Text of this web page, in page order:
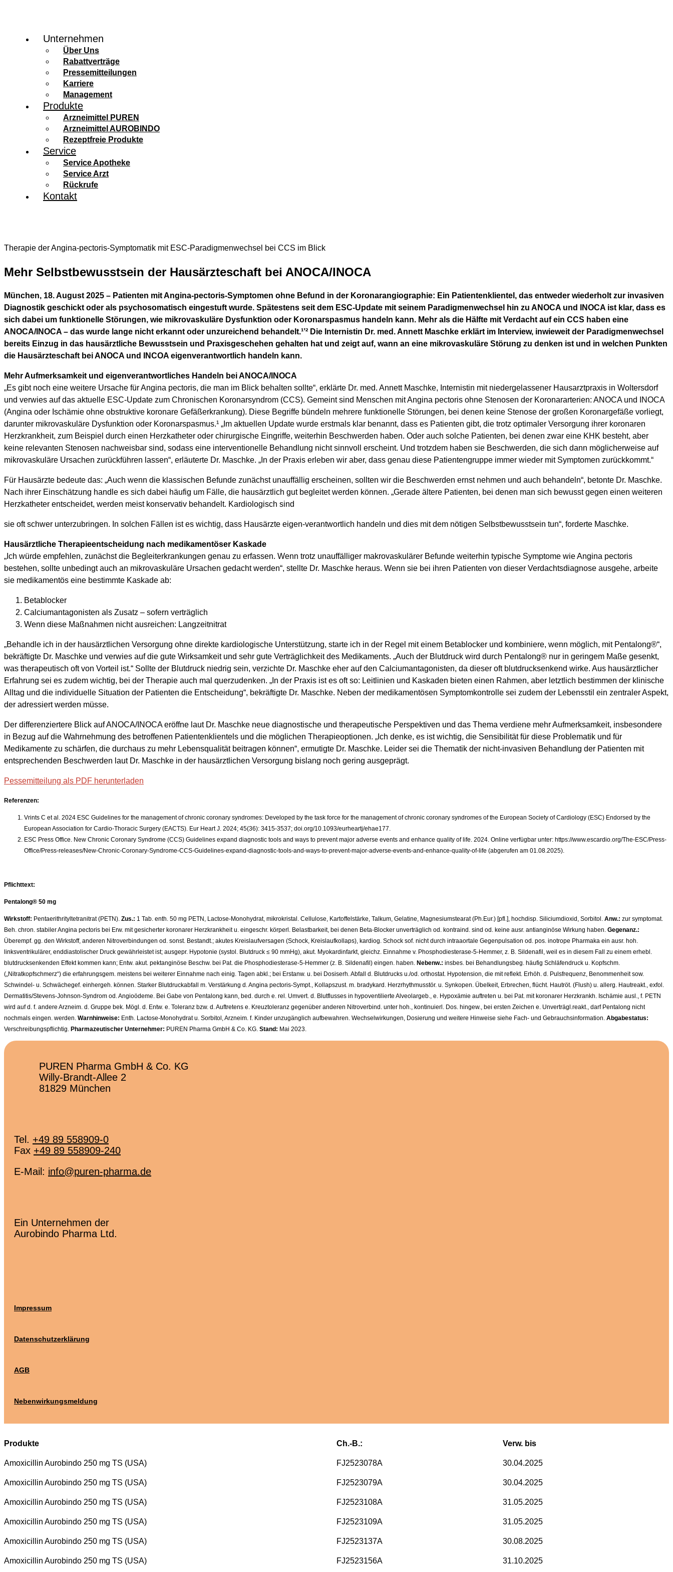
Unternehmen
Über Uns
Rabattverträge
Pressemitteilungen
Karriere
Management
Produkte
Arzneimittel PUREN
Arzneimittel AUROBINDO
Rezeptfreie Produkte
Service
Service Apotheke
Service Arzt
Rückrufe
Kontakt
Therapie der Angina-pectoris-Symptomatik mit ESC-Paradigmenwechsel bei CCS im Blick
Mehr Selbstbewusstsein der Hausärzteschaft bei ANOCA/INOCA
München, 18. August 2025 – Patienten mit Angina-pectoris-Symptomen ohne Befund in der Koronarangiographie: Ein Patientenklientel, das entweder wiederholt zur invasiven
Diagnostik geschickt oder als psychosomatisch eingestuft wurde. Spätestens seit dem ESC-Update mit seinem Paradigmenwechsel hin zu ANOCA und INOCA ist klar, dass es
sich dabei um funktionelle Störungen, wie mikrovaskuläre Dysfunktion oder Koronarspasmus handeln kann. Mehr als die Hälfte mit Verdacht auf ein CCS haben eine
ANOCA/INOCA – das wurde lange nicht erkannt oder unzureichend behandelt.¹’² Die Internistin Dr. med. Annett Maschke erklärt im Interview, inwieweit der Paradigmenwechsel
bereits Einzug in das hausärztliche Bewusstsein und Praxisgeschehen gehalten hat und zeigt auf, wann an eine mikrovaskuläre Störung zu denken ist und in welchen Punkten
die Hausärzteschaft bei ANOCA und INCOA eigenverantwortlich handeln kann.
Mehr Aufmerksamkeit und eigenverantwortliches Handeln bei ANOCA/INOCA
„Es gibt noch eine weitere Ursache für Angina pectoris, die man im Blick behalten sollte“, erklärte Dr. med. Annett Maschke, Internistin mit niedergelassener Hausarztpraxis in Woltersdorf
und verwies auf das aktuelle ESC-Update zum Chronischen Koronarsyndrom (CCS). Gemeint sind Menschen mit Angina pectoris ohne Stenosen der Koronararterien: ANOCA und INOCA
(Angina oder Ischämie ohne obstruktive koronare Gefäßerkrankung). Diese Begriffe bündeln mehrere funktionelle Störungen, bei denen keine Stenose der großen Koronargefäße vorliegt,
darunter mikrovaskuläre Dysfunktion oder Koronarspasmus.¹ „Im aktuellen Update wurde erstmals klar benannt, dass es Patienten gibt, die trotz optimaler Versorgung ihrer koronaren
Herzkrankheit, zum Beispiel durch einen Herzkatheter oder chirurgische Eingriffe, weiterhin Beschwerden haben. Oder auch solche Patienten, bei denen zwar eine KHK besteht, aber
keine relevanten Stenosen nachweisbar sind, sodass eine interventionelle Behandlung nicht sinnvoll erscheint. Und trotzdem haben sie Beschwerden, die sich dann möglicherweise auf
mikrovaskuläre Ursachen zurückführen lassen“, erläuterte Dr. Maschke. „In der Praxis erleben wir aber, dass genau diese Patientengruppe immer wieder mit Symptomen zurückkommt.“
Für Hausärzte bedeute das: „Auch wenn die klassischen Befunde zunächst unauffällig erscheinen, sollten wir die Beschwerden ernst nehmen und auch behandeln“, betonte Dr. Maschke.
Nach ihrer Einschätzung handle es sich dabei häufig um Fälle, die hausärztlich gut begleitet werden können. „Gerade ältere Patienten, bei denen man sich bewusst gegen einen weiteren
Herzkatheter entscheidet, werden meist konservativ behandelt. Kardiologisch sind
sie oft schwer unterzubringen. In solchen Fällen ist es wichtig, dass Hausärzte eigen-verantwortlich handeln und dies mit dem nötigen Selbstbewusstsein tun“, forderte Maschke.
Hausärztliche Therapieentscheidung nach medikamentöser Kaskade
„Ich würde empfehlen, zunächst die Begleiterkrankungen genau zu erfassen. Wenn trotz unauffälliger makrovaskulärer Befunde weiterhin typische Symptome wie Angina pectoris
bestehen, sollte unbedingt auch an mikrovaskuläre Ursachen gedacht werden“, stellte Dr. Maschke heraus. Wenn sie bei ihren Patienten von dieser Verdachtsdiagnose ausgehe, arbeite
sie medikamentös eine bestimmte Kaskade ab:
Betablocker
Calciumantagonisten als Zusatz – sofern verträglich
Wenn diese Maßnahmen nicht ausreichen: Langzeitnitrat
„Behandle ich in der hausärztlichen Versorgung ohne direkte kardiologische Unterstützung, starte ich in der Regel mit einem Betablocker und kombiniere, wenn möglich, mit Pentalong®“,
bekräftigte Dr. Maschke und verwies auf die gute Wirksamkeit und sehr gute Verträglichkeit des Medikaments. „Auch der Blutdruck wird durch Pentalong® nur in geringem Maße gesenkt,
was therapeutisch oft von Vorteil ist.“ Sollte der Blutdruck niedrig sein, verzichte Dr. Maschke eher auf den Calciumantagonisten, da dieser oft blutdrucksenkend wirke. Aus hausärztlicher
Erfahrung sei es zudem wichtig, bei der Therapie auch mal querzudenken. „In der Praxis ist es oft so: Leitlinien und Kaskaden bieten einen Rahmen, aber letztlich bestimmen der klinische
Alltag und die individuelle Situation der Patienten die Entscheidung“, bekräftigte Dr. Maschke. Neben der medikamentösen Symptomkontrolle sei zudem der Lebensstil ein zentraler Aspekt,
der adressiert werden müsse.
Der differenziertere Blick auf ANOCA/INOCA eröffne laut Dr. Maschke neue diagnostische und therapeutische Perspektiven und das Thema verdiene mehr Aufmerksamkeit, insbesondere
in Bezug auf die Wahrnehmung des betroffenen Patientenklientels und die möglichen Therapieoptionen. „Ich denke, es ist wichtig, die Sensibilität für diese Problematik und für
Medikamente zu schärfen, die durchaus zu mehr Lebensqualität beitragen können“, ermutigte Dr. Maschke. Leider sei die Thematik der nicht-invasiven Behandlung der Patienten mit
entsprechenden Beschwerden laut Dr. Maschke in der hausärztlichen Versorgung bislang noch gering ausgeprägt.
Pessemitteilung als PDF herunterladen
Referenzen:
Vrints C et al. 2024 ESC Guidelines for the management of chronic coronary syndromes: Developed by the task force for the management of chronic coronary syndromes of the European Society of Cardiology (ESC) Endorsed by the
European Association for Cardio-Thoracic Surgery (EACTS). Eur Heart J. 2024; 45(36): 3415-3537; doi.org/10.1093/eurheartj/ehae177.
ESC Press Office. New Chronic Coronary Syndrome (CCS) Guidelines expand diagnostic tools and ways to prevent major adverse events and enhance quality of life. 2024. Online verfügbar unter: https://www.escardio.org/The-ESC/Press-
Office/Press-releases/New-Chronic-Coronary-Syndrome-CCS-Guidelines-expand-diagnostic-tools-and-ways-to-prevent-major-adverse-events-and-enhance-quality-of-life (abgerufen am 01.08.2025).
Pflichttext:
Pentalong® 50 mg
Wirkstoff: Pentaerithrityltetranitrat (PETN). Zus.: 1 Tab. enth. 50 mg PETN, Lactose-Monohydrat, mikrokristal. Cellulose, Kartoffelstärke, Talkum, Gelatine, Magnesiumstearat (Ph.Eur.) [pfl.], hochdisp. Siliciumdioxid, Sorbitol. Anw.: zur symptomat.
Beh. chron. stabiler Angina pectoris bei Erw. mit gesicherter koronarer Herzkrankheit u. eingeschr. körperl. Belastbarkeit, bei denen Beta-Blocker unverträglich od. kontraind. sind od. keine ausr. antianginöse Wirkung haben. Gegenanz.:
Überempf. gg. den Wirkstoff, anderen Nitroverbindungen od. sonst. Bestandt.; akutes Kreislaufversagen (Schock, Kreislaufkollaps), kardiog. Schock sof. nicht durch intraaortale Gegenpulsation od. pos. inotrope Pharmaka ein ausr. hoh.
linksventrikulärer, enddiastolischer Druck gewährleistet ist; ausgepr. Hypotonie (systol. Blutdruck ≤ 90 mmHg), akut. Myokardinfarkt, gleichz. Einnahme v. Phosphodiesterase-5-Hemmer, z. B. Sildenafil, weil es in diesem Fall zu einem erhebl.
blutdrucksenkenden Effekt kommen kann; Entw. akut. pektanginöse Beschw. bei Pat. die Phosphodiesterase-5-Hemmer (z. B. Sildenafil) eingen. haben. Nebenw.: insbes. bei Behandlungsbeg. häufig Schläfendruck u. Kopfschm.
(„Nitratkopfschmerz“) die erfahrungsgem. meistens bei weiterer Einnahme nach einig. Tagen abkl.; bei Erstanw. u. bei Dosiserh. Abfall d. Blutdrucks u./od. orthostat. Hypotension, die mit reflekt. Erhöh. d. Pulsfrequenz, Benommenheit sow.
Schwindel- u. Schwächegef. einhergeh. können. Starker Blutdruckabfall m. Verstärkung d. Angina pectoris-Sympt., Kollapszust. m. bradykard. Herzrhythmusstör. u. Synkopen. Übelkeit, Erbrechen, flücht. Hautröt. (Flush) u. allerg. Hautreakt., exfol.
Dermatitis/Stevens-Johnson-Syndrom od. Angioödeme. Bei Gabe von Pentalong kann, bed. durch e. rel. Umvert. d. Blutflusses in hypoventilierte Alveolargeb., e. Hypoxämie auftreten u. bei Pat. mit koronarer Herzkrankh. Ischämie ausl., f. PETN
wird auf d. f. andere Arzneim. d. Gruppe bek. Mögl. d. Entw. e. Toleranz bzw. d. Auftretens e. Kreuztoleranz gegenüber anderen Nitroverbind. unter hoh., kontinuierl. Dos. hingew., bei ersten Zeichen e. Unverträgl.reakt., darf Pentalong nicht
nochmals eingen. werden. Warnhinweise: Enth. Lactose-Monohydrat u. Sorbitol, Arzneim. f. Kinder unzugänglich aufbewahren. Wechselwirkungen, Dosierung und weitere Hinweise siehe Fach- und Gebrauchsinformation. Abgabestatus:
Verschreibungspflichtig. Pharmazeutischer Unternehmer: PUREN Pharma GmbH & Co. KG. Stand: Mai 2023.
PUREN Pharma GmbH & Co. KG
Willy-Brandt-Allee 2
81829 München
Tel. +49 89 558909-0
Fax +49 89 558909-240
E-Mail: info@puren-pharma.de
Ein Unternehmen der
Aurobindo Pharma Ltd.
Impressum
Datenschutzerklärung
AGB
Nebenwirkungsmeldung
Produkte
Amoxicillin Aurobindo 250 mg TS (USA)
Amoxicillin Aurobindo 250 mg TS (USA)
Amoxicillin Aurobindo 250 mg TS (USA)
Amoxicillin Aurobindo 250 mg TS (USA)
Amoxicillin Aurobindo 250 mg TS (USA)
Amoxicillin Aurobindo 250 mg TS (USA)
Ch.-B.:
FJ2523078A
FJ2523079A
FJ2523108A
FJ2523109A
FJ2523137A
FJ2523156A
Verw. bis
30.04.2025
30.04.2025
31.05.2025
31.05.2025
30.08.2025
31.10.2025